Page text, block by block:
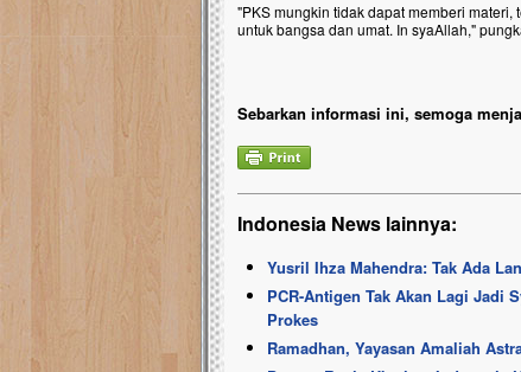
"PKS mungkin tidak dapat memberi
untuk bangsa dan umat. In syaAllah,"
Sebarkan informasi ini, semoga
Indonesia News lainnya:
Yusril Ihza Mahendra: Tak Ada
PCR-Antigen Tak Akan Lagi Jadi
Prokes
Ramadhan, Yayasan Amaliah